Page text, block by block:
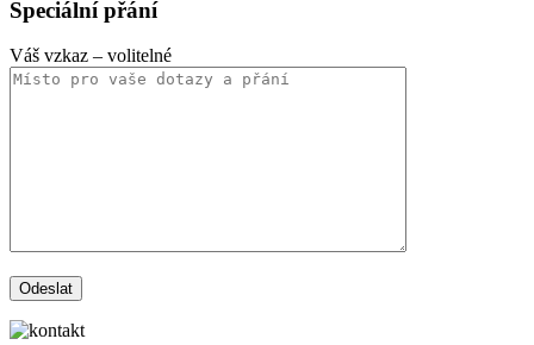
Speciální přání
Váš vzkaz – volitelné